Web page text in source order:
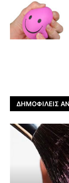
ΔΗΜΟΦΙΛΕΊΣ